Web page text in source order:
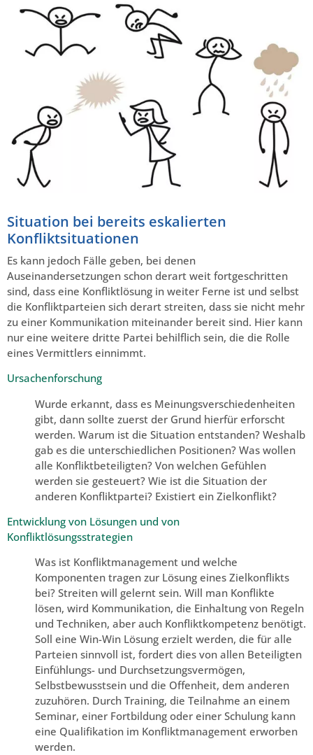
Situation bei bereits eskalierten
Konfliktsituationen
Es kann jedoch Fälle geben, bei denen
Auseinandersetzungen schon derart weit fortgeschritten
sind, dass eine Konfliktlösung in weiter Ferne ist und selbst
die Konfliktparteien sich derart streiten, dass sie nicht mehr
zu einer Kommunikation miteinander bereit sind. Hier kann
nur eine weitere dritte Partei behilflich sein, die die Rolle
eines Vermittlers einnimmt.
Ursachenforschung
Wurde erkannt, dass es Meinungsverschiedenheiten
gibt, dann sollte zuerst der Grund hierfür erforscht
werden. Warum ist die Situation entstanden? Weshalb
gab es die unterschiedlichen Positionen? Was wollen
alle Konfliktbeteiligten? Von welchen Gefühlen
werden sie gesteuert? Wie ist die Situation der
anderen Konfliktpartei? Existiert ein Zielkonflikt?
Entwicklung von Lösungen und von
Konfliktlösungsstrategien
Was ist Konfliktmanagement und welche
Komponenten tragen zur Lösung eines Zielkonflikts
bei? Streiten will gelernt sein. Will man Konflikte
lösen, wird Kommunikation, die Einhaltung von Regeln
und Techniken, aber auch Konfliktkompetenz benötigt.
Soll eine Win-Win Lösung erzielt werden, die für alle
Parteien sinnvoll ist, fordert dies von allen Beteiligten
Einfühlungs- und Durchsetzungsvermögen,
Selbstbewusstsein und die Offenheit, dem anderen
zuzuhören. Durch Training, die Teilnahme an einem
Seminar, einer Fortbildung oder einer Schulung kann
eine Qualifikation im Konfliktmanagement erworben
werden.